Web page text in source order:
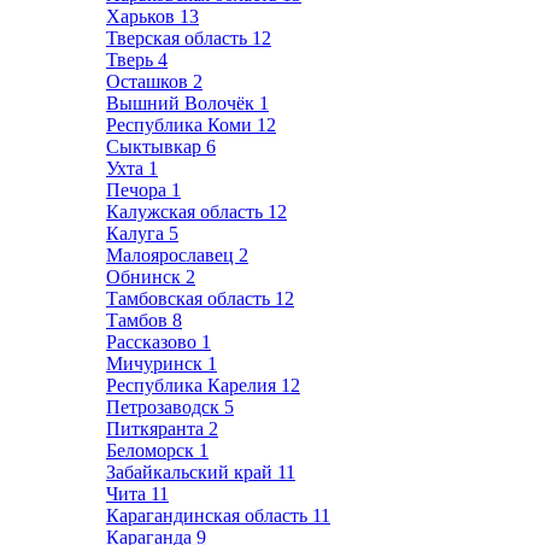
Харьков 13
Тверская область 12
Тверь 4
Осташков 2
Вышний Волочёк 1
Республика Коми 12
Сыктывкар 6
Ухта 1
Печора 1
Калужская область 12
Калуга 5
Малоярославец 2
Обнинск 2
Тамбовская область 12
Тамбов 8
Рассказово 1
Мичуринск 1
Республика Карелия 12
Петрозаводск 5
Питкяранта 2
Беломорск 1
Забайкальский край 11
Чита 11
Карагандинская область 11
Караганда 9